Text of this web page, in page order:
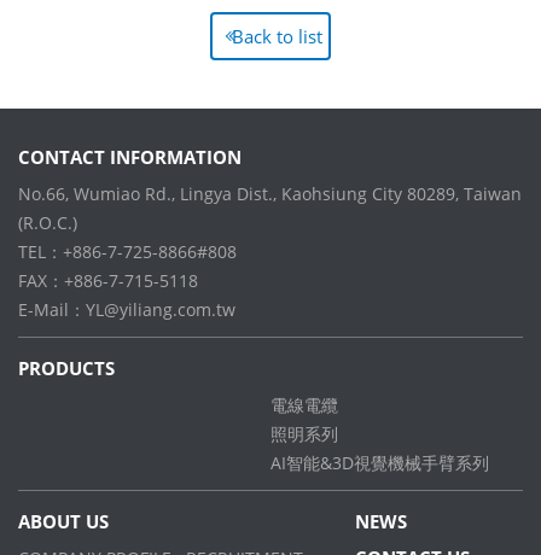
Back to list
CONTACT INFORMATION
No.66, Wumiao Rd., Lingya Dist., Kaohsiung City 80289, Taiwan
(R.O.C.)
TEL：+886-7-725-8866#808
FAX：+886-7-715-5118
E-Mail： YL@yiliang.com.tw
PRODUCTS
電線電纜
照明系列
AI智能&3D視覺機械手臂系列
ABOUT US
NEWS